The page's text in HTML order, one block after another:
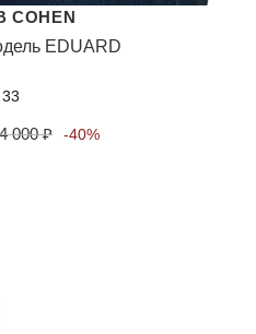
COHEN
EDUARD
33
000₽ -40%